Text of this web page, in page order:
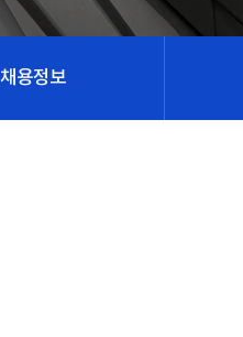
채용정보